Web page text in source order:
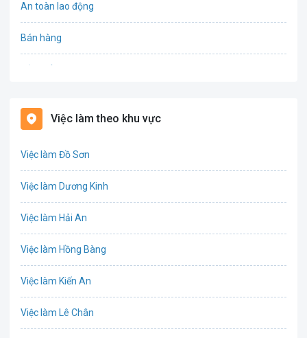
An toàn lao động
Bán hàng
Biên phiên dịch
Việc làm theo khu vực
Việc làm Đồ Sơn
Việc làm Dương Kinh
Việc làm Hải An
Việc làm Hồng Bàng
Việc làm Kiến An
Việc làm Lê Chân